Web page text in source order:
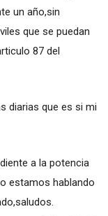
un año,sin
que se puedan
87 del
diarias que es si mi
a la potencia
estamos hablando